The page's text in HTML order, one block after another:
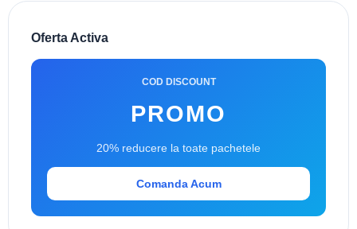
Oferta Activa
COD DISCOUNT
PROMO
20% reducere la toate pachetele
Comanda Acum